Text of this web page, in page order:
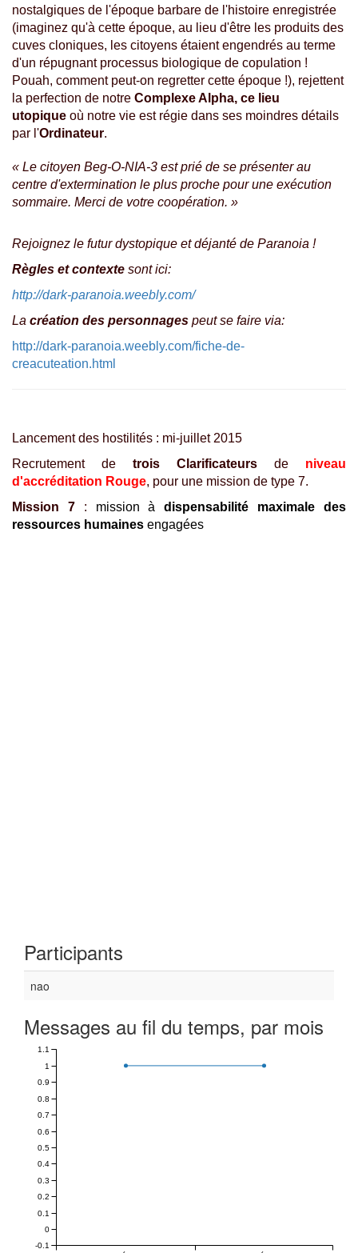
nostalgiques de l'époque barbare de l'histoire enregistrée
(imaginez qu'à cette époque, au lieu d'être les produits des
cuves cloniques, les citoyens étaient engendrés au terme
d'un répugnant processus biologique de copulation !
Pouah, comment peut-on regretter cette époque !), rejettent
la perfection de notre Complexe Alpha, ce lieu
utopique où notre vie est régie dans ses moindres détails
par l'Ordinateur.
« Le citoyen Beg-O-NIA-3 est prié de se présenter au
centre d'extermination le plus proche pour une exécution
sommaire. Merci de votre coopération. »
Rejoignez le futur dystopique et déjanté de Paranoia !
Règles et contexte sont ici:
http://dark-paranoia.weebly.com/
La création des personnages peut se faire via:
http://dark-paranoia.weebly.com/fiche-de-
creacuteation.html
Lancement des hostilités : mi-juillet 2015
Recrutement de trois Clarificateurs de niveau
d'accréditation Rouge, pour une mission de type 7.
Mission 7: mission àdispensabilité maximale des
ressources humaines engagées
Participants
nao
Messages au fil du temps, par mois
-0.1
0
0.1
0.2
0.3
0.4
0.5
0.6
0.7
0.8
0.9
1
1.1